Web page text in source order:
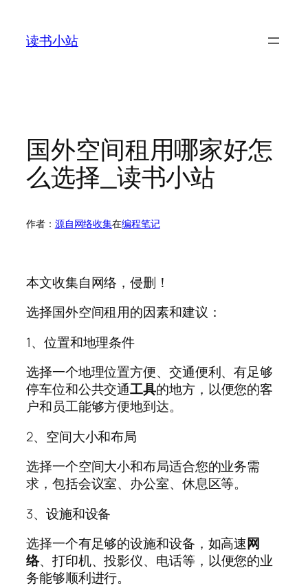
读书小站
国外空间租用哪家好怎
么选择_读书小站
作者： 源自网络收集在编程笔记
本文收集自网络，侵删！
选择国外空间租用的因素和建议：
1、位置和地理条件
选择一个地理位置方便、交通便利、有足够
停车位和公共交通工具的地方，以便您的客
户和员工能够方便地到达。
2、空间大小和布局
选择一个空间大小和布局适合您的业务需
求，包括会议室、办公室、休息区等。
3、设施和设备
选择一个有足够的设施和设备，如高速网
络、打印机、投影仪、电话等，以便您的业
务能够顺利进行。